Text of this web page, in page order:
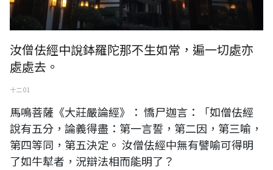
汝僧佉經中說鉢羅陀那不生如常，遍一切處亦
處處去。
十二 01
馬鳴菩薩《大莊嚴論經》： 憍尸迦言：「如僧佉經
說有五分，論義得盡：第一言誓，第二因，第三喻，
第四等同，第五決定。 汝僧佉經中無有譬喻可得明
了如牛犎者，況辯法相而能明了？